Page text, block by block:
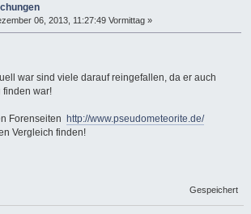
06, 2013, 11:27:49 Vormittag »
war sind viele darauf reingefallen, da er auch
finden war!
Forenseiten http://www.pseudometeorite.de/
Vergleich finden!
Gespeichert